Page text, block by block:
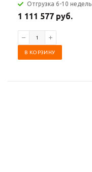
Отгрузка 6-10 недель
1 111 577 руб.
В КОРЗИНУ